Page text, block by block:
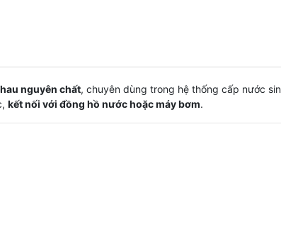
nguyên chất, chuyên dùng trong hệ thống cấp nước
kết nối với đồng hồ nước hoặc máy bơm.